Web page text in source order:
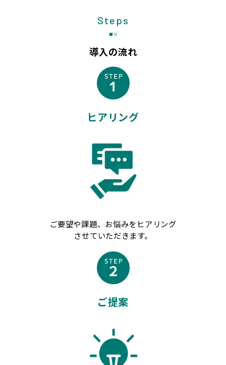
Steps
導入の流れ
ヒアリング
ご要望や課題、お悩みをヒアリング
させていただきます。
ご提案